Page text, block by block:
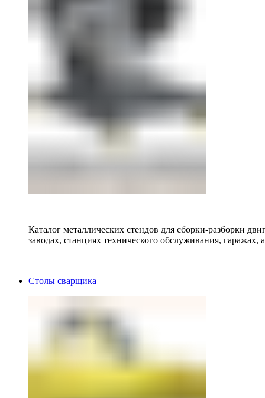
Каталог металлических стендов для сборки-разборки
заводах, станциях технического обслуживания, гаражах,
Столы сварщика